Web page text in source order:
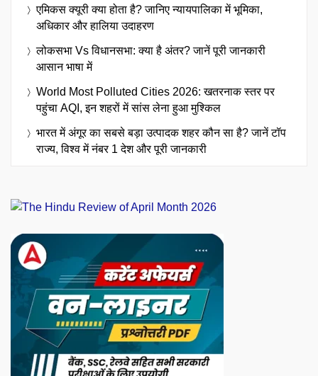
एमिकस क्यूरी क्या होता है? जानिए न्यायपालिका में भूमिका,
अधिकार और हालिया उदाहरण
लोकसभा Vs विधानसभा: क्या है अंतर? जानें पूरी जानकारी
आसान भाषा में
World Most Polluted Cities 2026: खतरनाक स्तर पर
पहुंचा AQI, इन शहरों में सांस लेना हुआ मुश्किल
भारत में अंगूर का सबसे बड़ा उत्पादक शहर कौन सा है? जानें टॉप
राज्य, विश्व में नंबर 1 देश और पूरी जानकारी